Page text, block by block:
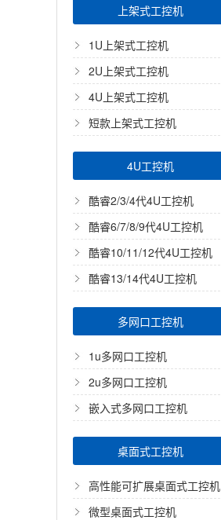
上架式工控机
1U上架式工控机
2U上架式工控机
4U上架式工控机
短款上架式工控机
4U工控机
酷睿2/3/4代4U工控机
酷睿6/7/8/9代4U工控机
酷睿10/11/12代4U工控机
酷睿13/14代4U工控机
多网口工控机
1u多网口工控机
2u多网口工控机
嵌入式多网口工控机
桌面式工控机
高性能可扩展桌面式工控机
微型桌面式工控机